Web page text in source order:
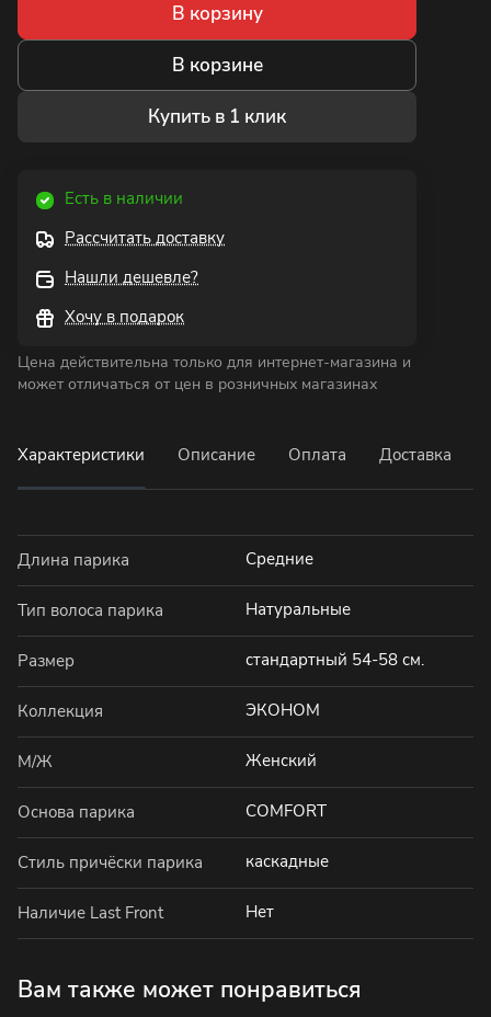
В корзину
В корзине
Купить в 1 клик
Есть в наличии
Рассчитать доставку
Нашли дешевле?
Хочу в подарок
Цена действительна только для интернет-магазина и
может отличаться от цен в розничных магазинах
Характеристики Описание Оплата Доставка
Длина парика Средние
Тип волоса парика Натуральные
Размер стандартный 54-58 см.
Коллекция ЭКОНОМ
М/Ж Женский
Основа парика COMFORT
Стиль причёски парика каскадные
Наличие Last Front Нет
Вам также может понравиться